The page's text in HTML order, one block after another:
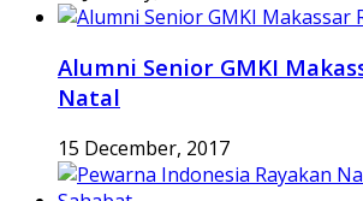
Alumni Senior GMKI
Natal
15 December, 2017